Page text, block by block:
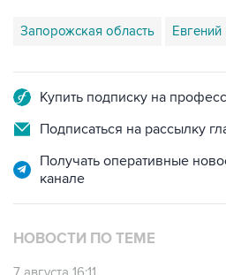
Запорожская область Евгений
Купить подписку на
Подписаться на рассылку
Получать оперативные
канале
НОВОСТИ ПО ТЕМЕ